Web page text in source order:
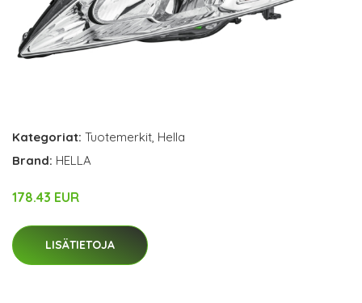
Kategoriat: Tuotemerkit Hella
Brand: HELLA
178.43 EUR
LISÄTIETOJA